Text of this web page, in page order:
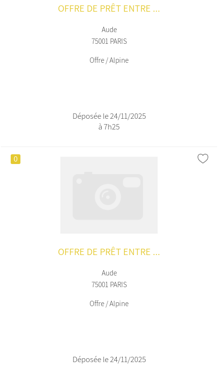
OFFRE DE PRÊT ENTRE ...
Aude
75001 PARIS
Offre / Alpine
Déposée le 24/11/2025
à 7h25
0
OFFRE DE PRÊT ENTRE ...
Aude
75001 PARIS
Offre / Alpine
Déposée le 24/11/2025